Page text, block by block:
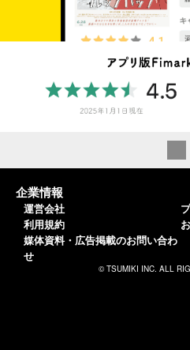
企業情報
運営会社
利用規約
媒体資料・広告掲載のお問い合わ
せ
© TSUMIKI INC. ALL